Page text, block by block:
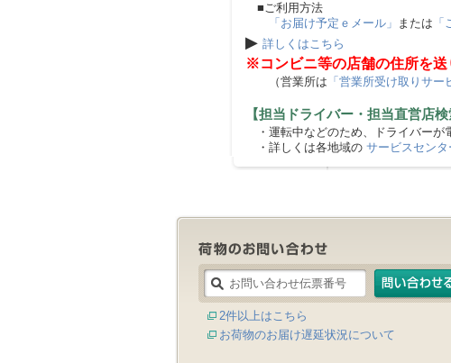
■ご利用方法
「お届け予定ｅメール」 または
▶ 詳しくはこちら
※コンビニ等の店舗の住所を送
（営業所は 「営業所受け取りサー
【担当ドライバー・担当直営店検
・運転中などのため、ドライバーが
・詳しくは各地域の サービスセンタ
2件以上はこちら
お荷物のお届け遅延状況について